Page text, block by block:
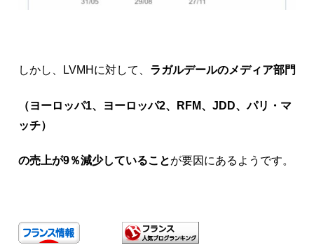
しかし、LVMHに対して、 ラガルデールのメディア部門
（ヨーロッパ1、ヨーロッパ2、RFM、JDD、パリ・マ
ッチ）
の売上が9％減少していることが要因にあるようです。